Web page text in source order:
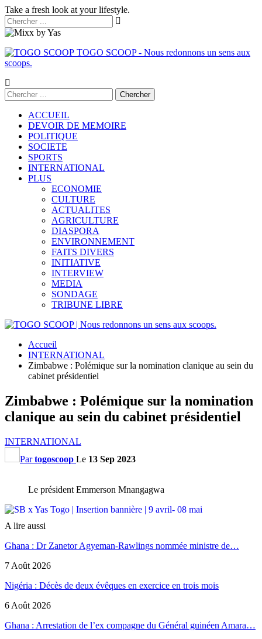
Take a fresh look at your lifestyle.
TOGO SCOOP - Nous redonnons un sens aux
scoops.
ACCUEIL
DEVOIR DE MEMOIRE
POLITIQUE
SOCIETE
SPORTS
INTERNATIONAL
PLUS
ECONOMIE
CULTURE
ACTUALITES
AGRICULTURE
DIASPORA
ENVIRONNEMENT
FAITS DIVERS
INITIATIVE
INTERVIEW
MEDIA
SONDAGE
TRIBUNE LIBRE
Accueil
INTERNATIONAL
Zimbabwe : Polémique sur la nomination clanique au sein du
cabinet présidentiel
Zimbabwe : Polémique sur la nomination
clanique au sein du cabinet présidentiel
INTERNATIONAL
Partogoscoop Le 13 Sep 2023
Le président Emmerson Mnangagwa
A lire aussi
Ghana : Dr Zanetor Agyeman-Rawlings nommée ministre de…
7 Août 2026
Nigéria : Décès de deux évêques en exercice en trois mois
6 Août 2026
Ghana : Arrestation de l’ex compagne du Général guinéen Amara…